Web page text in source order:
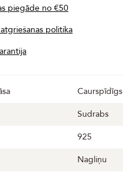
piegāde no €50
politika
Caurspīdīgs
Sudrabs
925
Nagliņu